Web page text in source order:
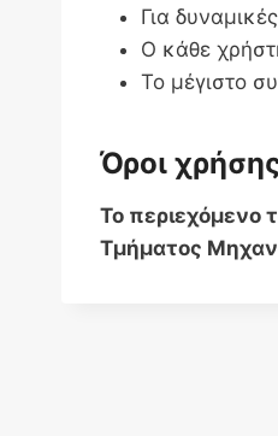
Για
Ο κάθε
Το μέγιστο
Όροι
Το περιεχόμενο
Τμήματος